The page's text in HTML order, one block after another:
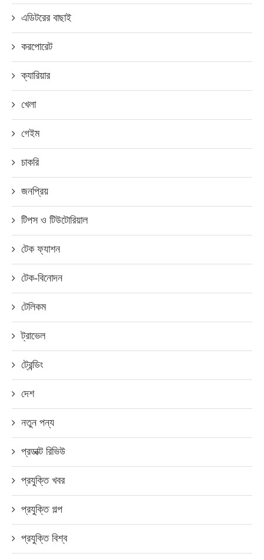
এডিটরের বাছাই
করপোরেট
ক্যারিয়ার
খেলা
গেইম
চাকরি
জনপ্রিয়
টিপস ও টিউটোরিয়াল
টেক ফ্যাশন
টেক-বিনোদন
টেলিকম
ট্রাভেল
ট্রেন্ডিং
দেশ
নতুন পন্য
প্রডাক্ট রিভিউ
প্রযুক্তি খবর
প্রযুক্তি গল্প
প্রযুক্তি বিশ্ব